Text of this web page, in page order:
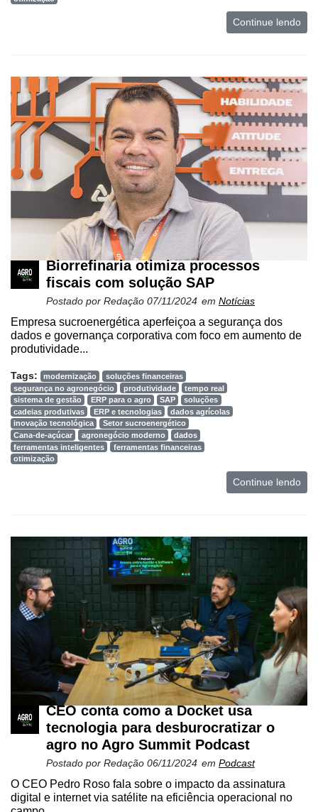
Continue lendo
Biorrefinaria otimiza processos
fiscais com solução SAP
Postado por Redação 07/11/2024 em Notícias
Empresa sucroenergética aperfeiçoa a segurança dos
dados e governança corporativa com foco em aumento de
produtividade...
Tags: modernização
soluções financeiras
segurança no agronegócio
produtividade
tempo real
sistema de gestão
ERP para o agro SAP
soluções
cadeias produtivas
ERP e tecnologias
dados agrícolas
inovação tecnológica
Setor sucroenergético
Cana-de-açúcar
agronegócio moderno
dados
ferramentas inteligentes
ferramentas financeiras
otimização
Continue lendo
CEO conta como a Docket usa
tecnologia para desburocratizar o
agro no Agro Summit Podcast
Postado por Redação 06/11/2024 em Podcast
O CEO Pedro Roso fala sobre o impacto da assinatura
digital e internet via satélite na eficiência operacional no